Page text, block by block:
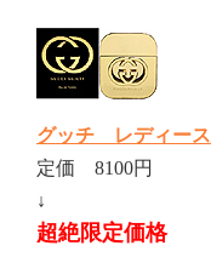
グッチ レディー
定価 8100円
↓
超絶限定価格